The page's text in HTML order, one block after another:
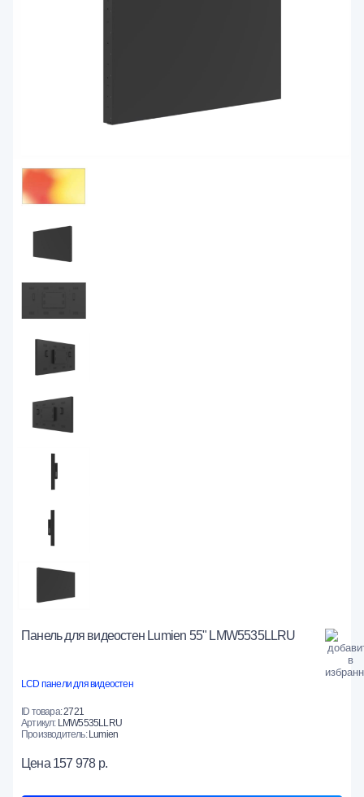
Панель для видеостен Lumien 55" LMW5535LLRU
LCD панели для видеостен
ID товара:2721
Артикул: LMW5535LLRU
Производитель:Lumien
Цена 157 978 р.